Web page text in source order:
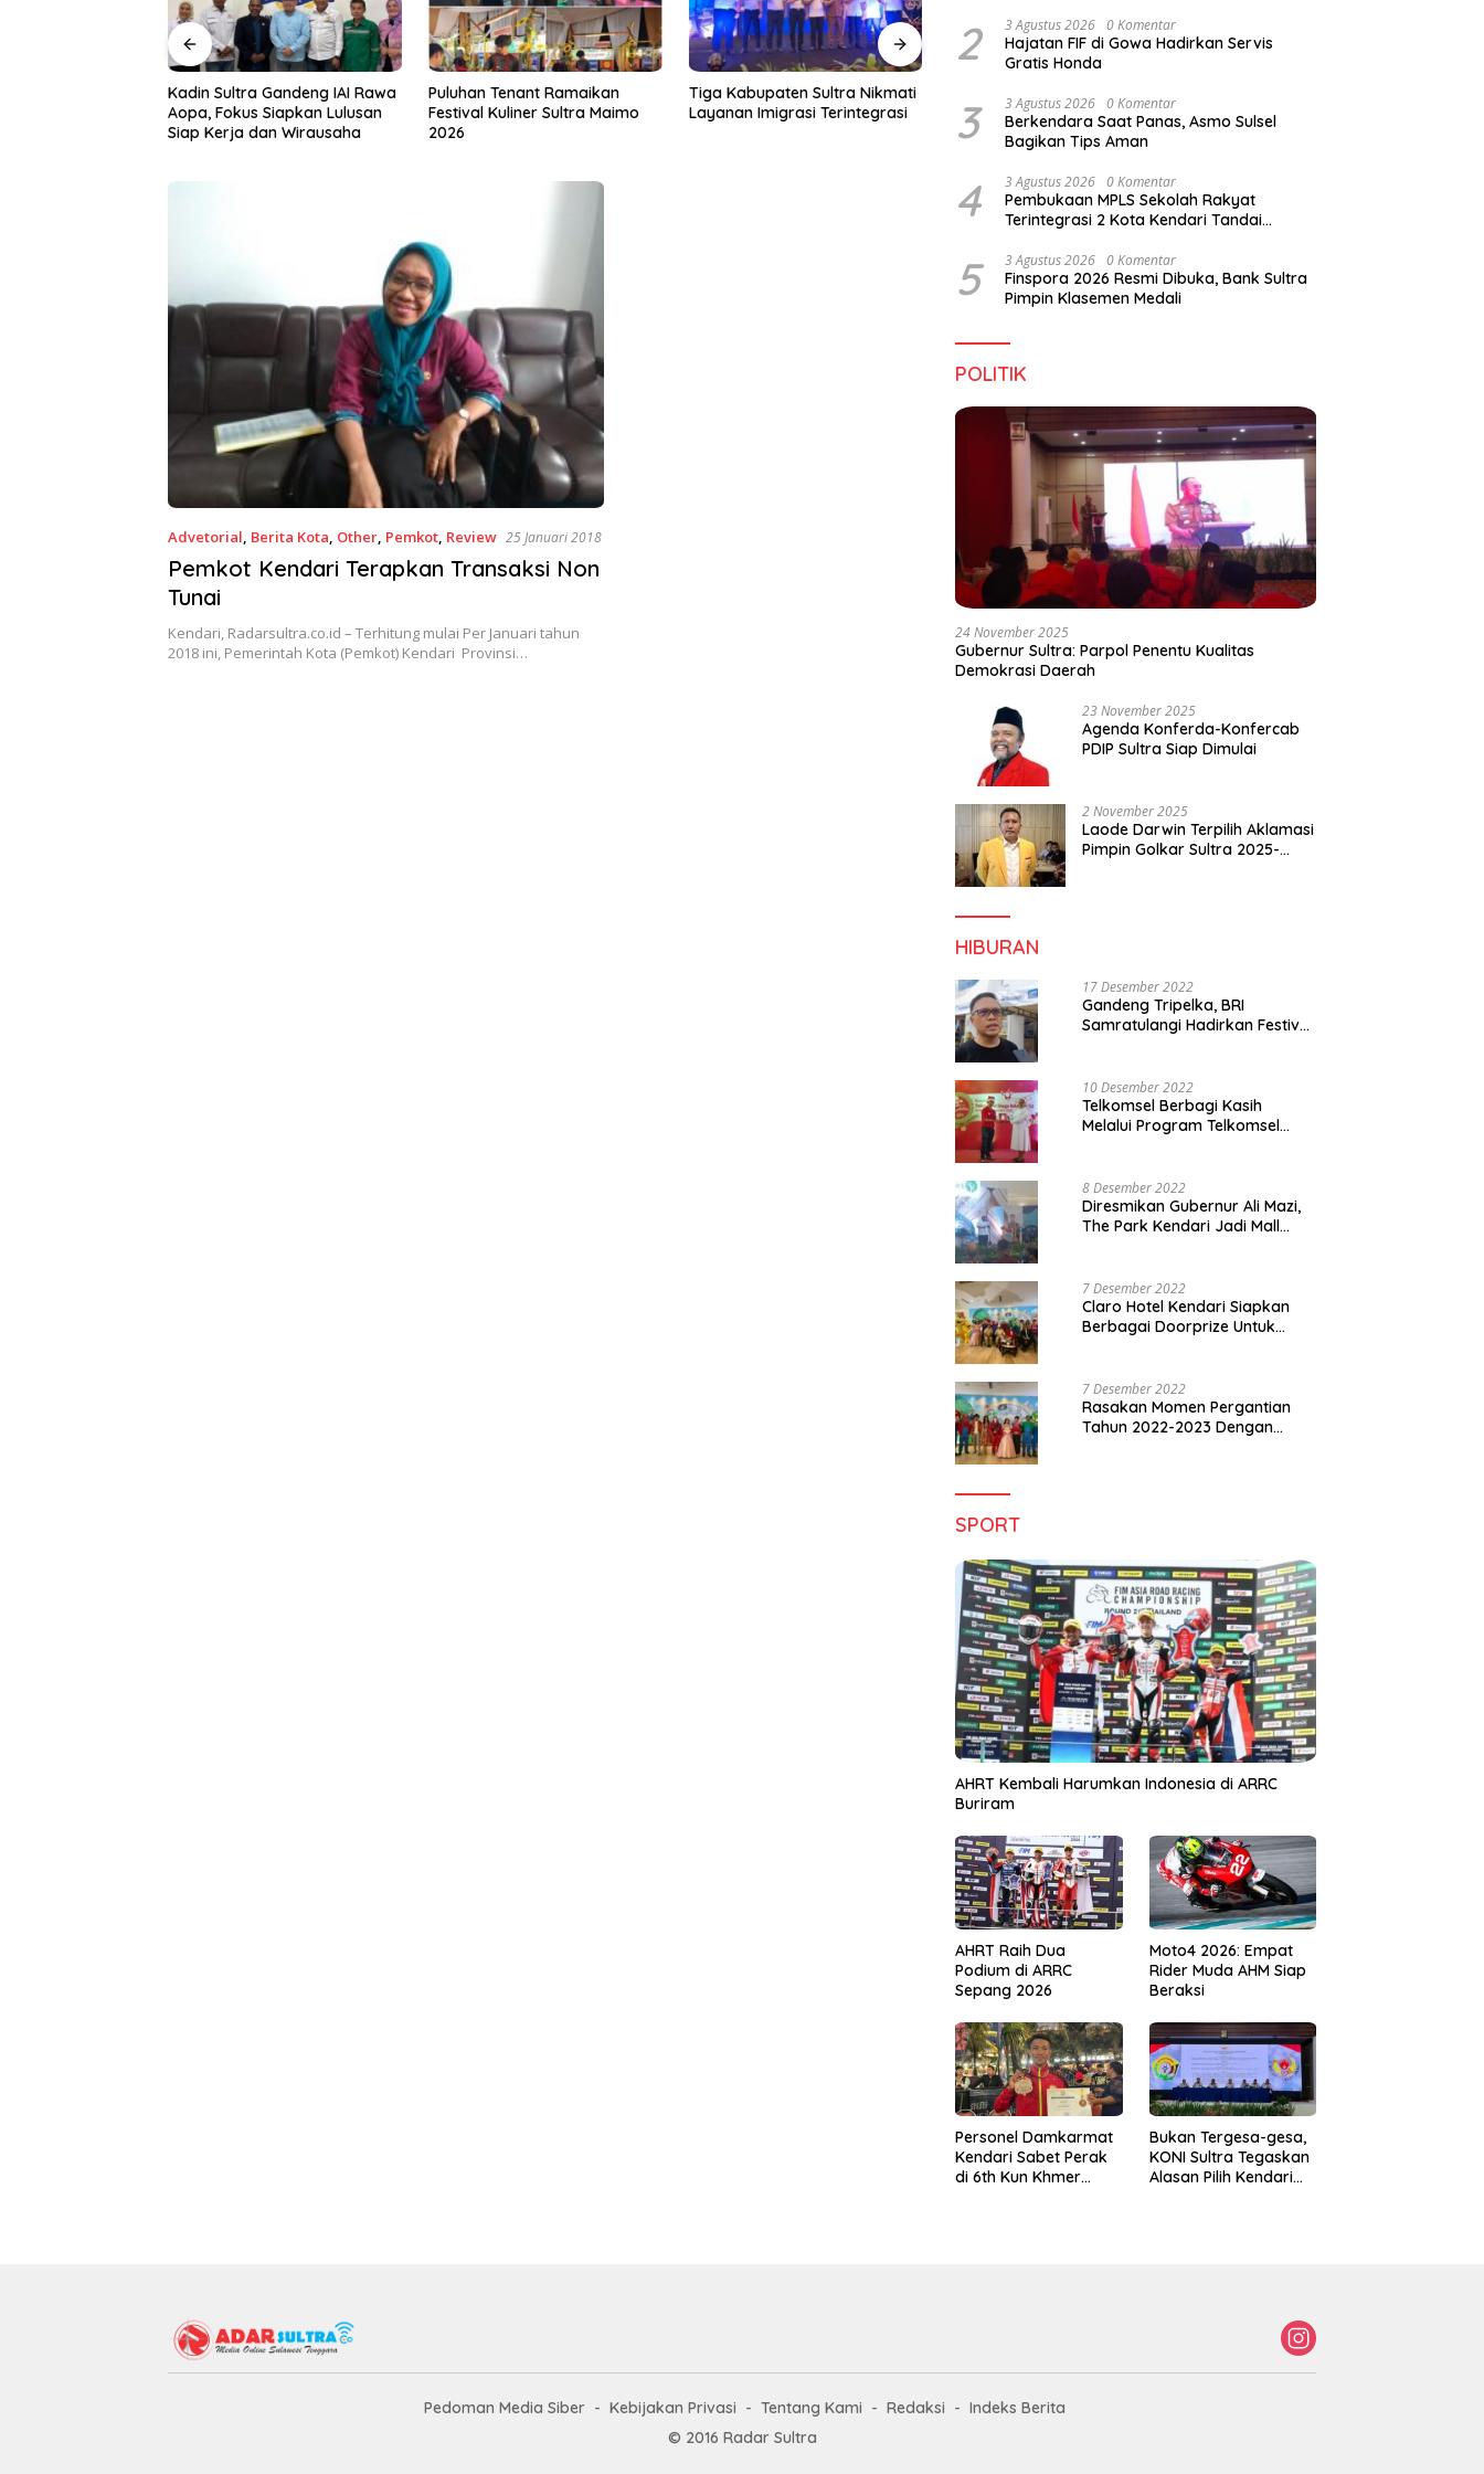
Puluhan Tenant Ramaikan
Festival Kuliner Sultra Maimo
2026
Tiga Kabupaten Sultra Nikmati
Layanan Imigrasi Terintegrasi
Harapan Tidak Mengenal
Batas Negara
Sultra Terus Maju, Namun
Infrastruktur Pariwisata dan
Perikanan Masih Jadi
Tantangan
Bank Sultra Pimpin Klasemen
Medali
Advetorial, Berita Kota, Other, Pemkot, Review 25 Januari 2018
Pemkot Kendari Terapkan Transaksi Non
Tunai
Kendari, Radarsultra.co.id – Terhitung mulai Per Januari tahun
2018 ini, Pemerintah Kota (Pemkot) Kendari Provinsi…
2 3 Agustus 2026 0 Komentar
Hajatan FIF di Gowa Hadirkan Servis
Gratis Honda
3 3 Agustus 2026 0 Komentar
Berkendara Saat Panas, Asmo Sulsel
Bagikan Tips Aman
4 3 Agustus 2026 0 Komentar
Pembukaan MPLS Sekolah Rakyat
Terintegrasi 2 Kota Kendari Tandai
5 3 Agustus 2026 0 Komentar
Finspora 2026 Resmi Dibuka, Bank Sultra
Pimpin Klasemen Medali
POLITIK
24 November 2025
Gubernur Sultra: Parpol Penentu Kualitas
Demokrasi Daerah
23 November 2025
Agenda Konferda-Konfercab
PDIP Sultra Siap Dimulai
2 November 2025
Laode Darwin Terpilih Aklamasi
Pimpin Golkar Sultra 2025-
HIBURAN
17 Desember 2022
Gandeng Tripelka, BRI
Samratulangi Hadirkan Festival
10 Desember 2022
Telkomsel Berbagi Kasih
Melalui Program Telkomsel
8 Desember 2022
Diresmikan Gubernur Ali Mazi,
The Park Kendari Jadi Mall
7 Desember 2022
Claro Hotel Kendari Siapkan
Berbagai Doorprize Untuk
7 Desember 2022
Rasakan Momen Pergantian
Tahun 2022-2023 Dengan
SPORT
AHRT Kembali Harumkan Indonesia di ARRC
Buriram
AHRT Raih Dua
Podium di ARRC
Sepang 2026
Moto4 2026: Empat
Rider Muda AHM Siap
Beraksi
Personel Damkarmat
Kendari Sabet Perak
di 6th Kun Khmer
Bukan Tergesa-gesa,
KONI Sultra Tegaskan
Alasan Pilih Kendari
Pedoman Media Siber Kebijakan Privasi Tentang Kami Redaksi
Indeks Berita
© 2016 Radar Sultra